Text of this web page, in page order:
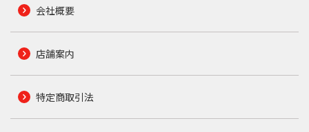
会社概要
店舗案内
特定商取引法